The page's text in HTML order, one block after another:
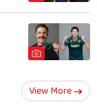
View More